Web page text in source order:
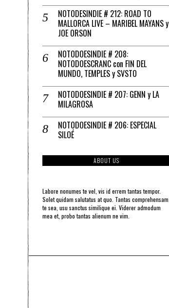
NOTODESINDIE # 212: ROAD TO
MALLORCA LIVE – MARIBEL MAYANS y
JOE ORSON
NOTODOESINDIE # 208:
NOTODOESCRANC con FIN DEL
MUNDO, TEMPLES y SVSTO
NOTODOESINDIE # 207: GENN y LA
MILAGROSA
NOTODOESINDIE # 206: ESPECIAL
SILOÉ
ABOUT US
Labore nonumes te vel, vis id errem tantas tempor.
Solet quidam salutatus at quo. Tantas comprehensam
te sea, usu sanctus similique ei. Viderer admodum
mea et, probo tantas alienum ne vim.